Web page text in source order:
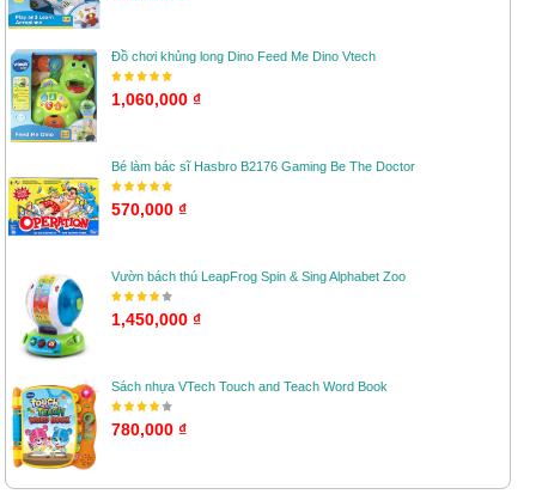
Đồ chơi khủng long Dino Feed Me Dino Vtech
1,060,000 ₫
Bé làm bác sĩ Hasbro B2176 Gaming Be The Doctor
570,000 ₫
Vườn bách thú LeapFrog Spin & Sing Alphabet Zoo
1,450,000 ₫
Sách nhựa VTech Touch and Teach Word Book
780,000 ₫